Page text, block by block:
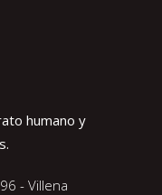
humano y
- Villena